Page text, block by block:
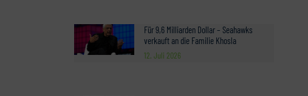
Für 9,6 Milliarden Dollar – Seahawks
verkauft an die Familie Khosla
12. Juli 2026